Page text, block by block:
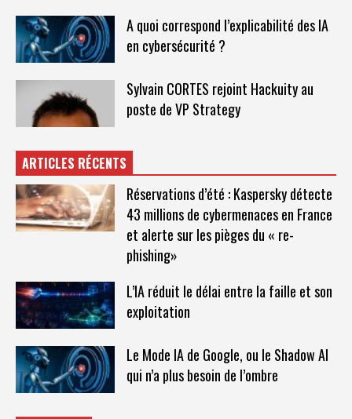
A quoi correspond l’explicabilité des IA
en cybersécurité ?
Sylvain CORTES rejoint Hackuity au
poste de VP Strategy
ARTICLES RÉCENTS
Réservations d’été : Kaspersky détecte
43 millions de cybermenaces en France
et alerte sur les pièges du « re-
phishing»
L’IA réduit le délai entre la faille et son
exploitation
Le Mode IA de Google, ou le Shadow AI
qui n’a plus besoin de l’ombre